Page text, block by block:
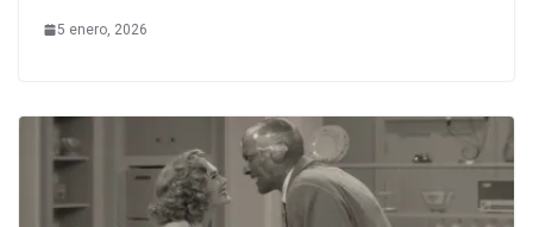
5 enero, 2026